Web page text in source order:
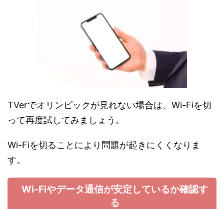
TVerでオリンピックが見れない場合は、Wi-Fiを切
って再度試してみましょう。
Wi-Fiを切ることにより問題が起きにくくなりま
す。
Wi-Fiやデータ通信が安定しているか確認す
る